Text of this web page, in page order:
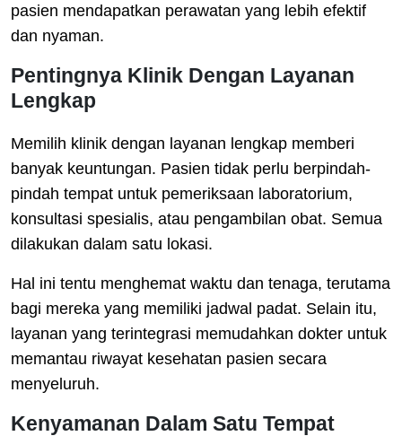
pasien mendapatkan perawatan yang lebih efektif
dan nyaman.
Pentingnya Klinik Dengan Layanan
Lengkap
Memilih klinik dengan layanan lengkap memberi
banyak keuntungan. Pasien tidak perlu berpindah-
pindah tempat untuk pemeriksaan laboratorium,
konsultasi spesialis, atau pengambilan obat. Semua
dilakukan dalam satu lokasi.
Hal ini tentu menghemat waktu dan tenaga, terutama
bagi mereka yang memiliki jadwal padat. Selain itu,
layanan yang terintegrasi memudahkan dokter untuk
memantau riwayat kesehatan pasien secara
menyeluruh.
Kenyamanan Dalam Satu Tempat